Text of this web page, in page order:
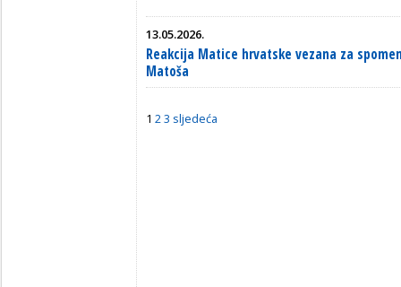
13.05.2026.
Reakcija Matice hrvatske vezana za
Matoša
1 23 sljedeća